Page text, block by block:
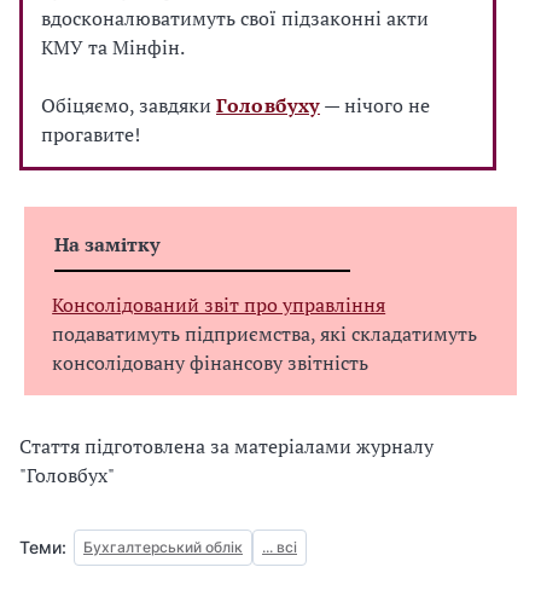
вдосконалюватимуть свої підзаконні акти
КМУ та Мінфін.
Обіцяємо, завдяки Головбуху— нічого не
прогавите!
На замітку
Консолідований звіт про управління
подаватимуть підприємства, які складатимуть
консолідовану фінансову звітність
Стаття підготовлена за матеріалами журналу
"Головбух"
Теми: Бухгалтерський облік ... всі